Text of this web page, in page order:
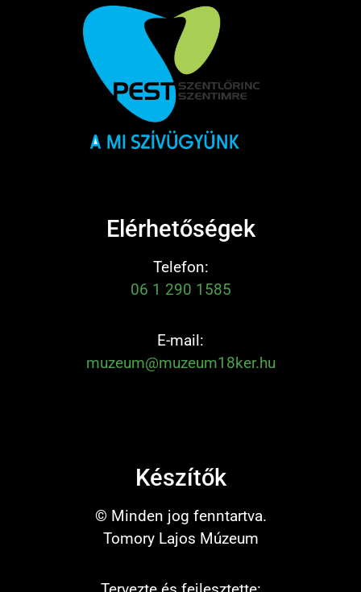
Elérhetőségek
Telefon:
06 1 290 1585
E-mail:
muzeum@muzeum18ker.hu
Készítők
© Minden jog fenntartva.
Tomory Lajos Múzeum